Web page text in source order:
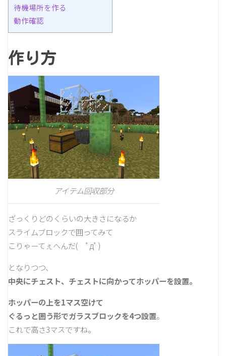
待機場所を作る
動作確認
作り方
アイテム回収部分
ざっくりどのくらいの大きさになるか
スライムブロックで囲ってみて
こりゃーてぇへんだ( ﾟдﾟ)
となりつつ、
中央にチェスト、チェストに向かってホッパーを設置。
ホッパーの上を1マス空けて
ぐるっと囲う形でガラスブロックを4つ設置。
これで高さ3マスですね。